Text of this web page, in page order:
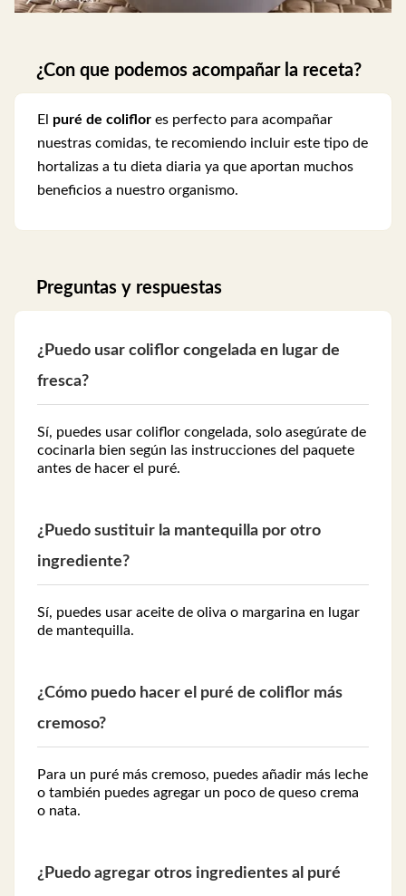
¿Con que podemos acompañar la receta?
El puré de coliflor es perfecto para acompañar
nuestras comidas, te recomiendo incluir este tipo de
hortalizas a tu dieta diaria ya que aportan muchos
beneficios a nuestro organismo.
Preguntas y respuestas
¿Puedo usar coliflor congelada en lugar de
fresca?
Sí, puedes usar coliflor congelada, solo asegúrate de
cocinarla bien según las instrucciones del paquete
antes de hacer el puré.
¿Puedo sustituir la mantequilla por otro
ingrediente?
Sí, puedes usar aceite de oliva o margarina en lugar
de mantequilla.
¿Cómo puedo hacer el puré de coliflor más
cremoso?
Para un puré más cremoso, puedes añadir más leche
o también puedes agregar un poco de queso crema
o nata.
¿Puedo agregar otros ingredientes al puré